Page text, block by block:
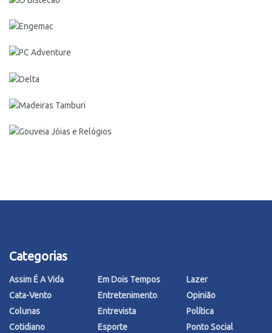
Categorias
Assim É A Vida
Cata-Vento
Colunas
Cotidiano
Em Dois Tempos
Entretenimento
Entrevista
Esporte
Lazer
Opinião
Política
Ponto Social